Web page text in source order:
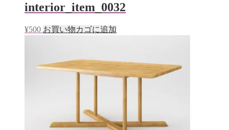
interior_item_0032
¥500 お買い物カゴに追加